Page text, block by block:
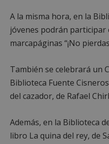
A la misma hora, en la
jóvenes podrán participar
marcapáginas “¡No
También se celebrará un
Biblioteca Fuente
del cazador, de Rafael
Además, en la Biblioteca
libro La quina del rey, de